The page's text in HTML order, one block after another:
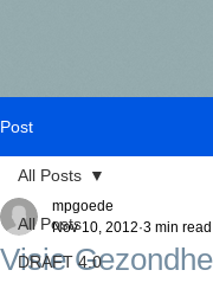
Post
All Posts
DRAFT 4.0
All Posts
Visie
mpgoede
Nov 10, 2012 3 min read